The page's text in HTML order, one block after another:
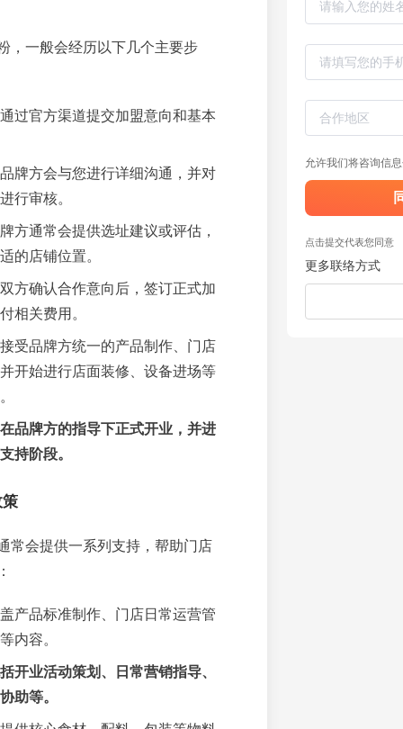
，一般会经历以下几个主要步
过官方渠道提交加盟意向和基本
牌方会与您进行详细沟通，并对
行审核。
方通常会提供选址建议或评估，
的店铺位置。
方确认合作意向后，签订正式加
相关费用。
受品牌方统一的产品制作、门店
开始进行店面装修、设备进场等
品牌方的指导下正式开业，并进
持阶段。
常会提供一系列支持，帮助门店
产品标准制作、门店日常运营管
内容。
开业活动策划、日常营销指导、
助等。
允许我们将咨询信
点击提交代表您同意
更多联络方式